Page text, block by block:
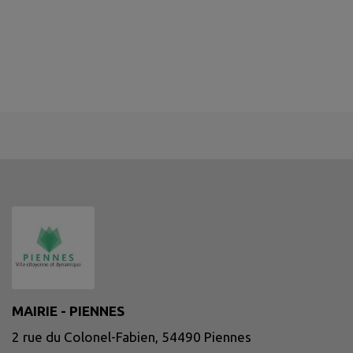
MAIRIE - PIENNES
2 rue du Colonel-Fabien, 54490 Piennes